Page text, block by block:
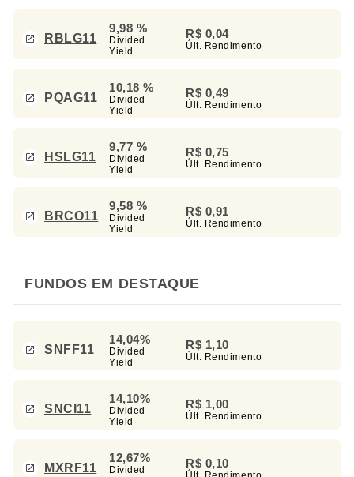
RBLG11
9,98 %
Divided
Yield
R$ 0,04
Últ. Rendimento
PQAG11
10,18 %
Divided
Yield
R$ 0,49
Últ. Rendimento
HSLG11
9,77 %
Divided
Yield
R$ 0,75
Últ. Rendimento
BRCO11
9,58 %
Divided
Yield
R$ 0,91
Últ. Rendimento
FUNDOS EM DESTAQUE
SNFF11
14,04%
Divided
Yield
R$ 1,10
Últ. Rendimento
SNCI11
14,10%
Divided
Yield
R$ 1,00
Últ. Rendimento
MXRF11
12,67%
Divided
R$ 0,10